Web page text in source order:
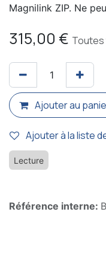
Magnilink ZIP. Ne
315,00 €
Ajouter au
Ajouter à la liste
Lecture
Référence interne: B